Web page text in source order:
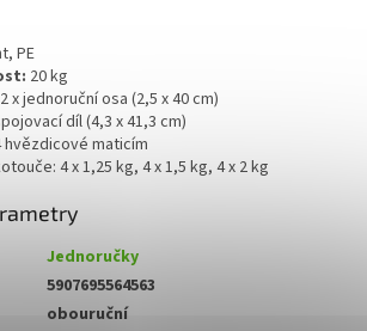
PE
20 kg
2 x jednoruční osa (2,5 x 40 cm)
(4,3 x 41,3 cm)
maticím
kg, 4 x 1,5 kg, 4 x 2 kg
Jednoručky
5907695564563
obouruční